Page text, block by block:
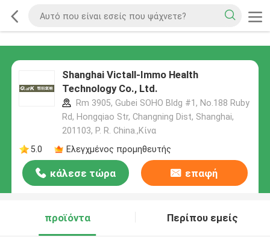
Shanghai Victall-Immo Health
Technology Co., Ltd.
Rm 3905, Gubei SOHO Bldg #1, No.188 Ruby
Rd, Hongqiao Str, Changning Dist, Shanghai,
201103, P. R. China.,Κίνα
5.0
Ελεγχμένος προμηθευτής
κάλεσε τώρα επαφή
προϊόντα Περίπου εμείς